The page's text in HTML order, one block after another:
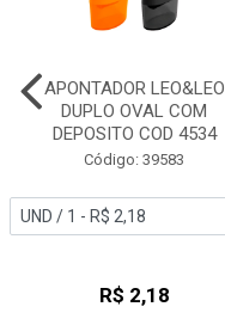
APONTADOR LEO&LEO
DUPLO OVAL COM
DEPOSITO COD 4534
Código: 39583
R$ 2,18